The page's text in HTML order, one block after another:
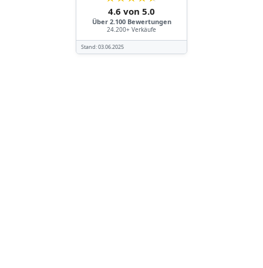
4.6 von 5.0
Über 2.100 Bewertungen
24.200+ Verkäufe
Stand:03.06.2025